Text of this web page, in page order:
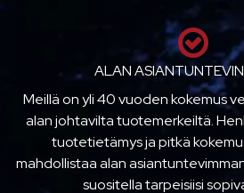
ALAN
Meillä on yli 40 vuoden kokemus
alan johtavilta tuotemerkeiltä.
tuotetietämys ja pitkä
mahdollistaa alan
suositella tarpeisiisi